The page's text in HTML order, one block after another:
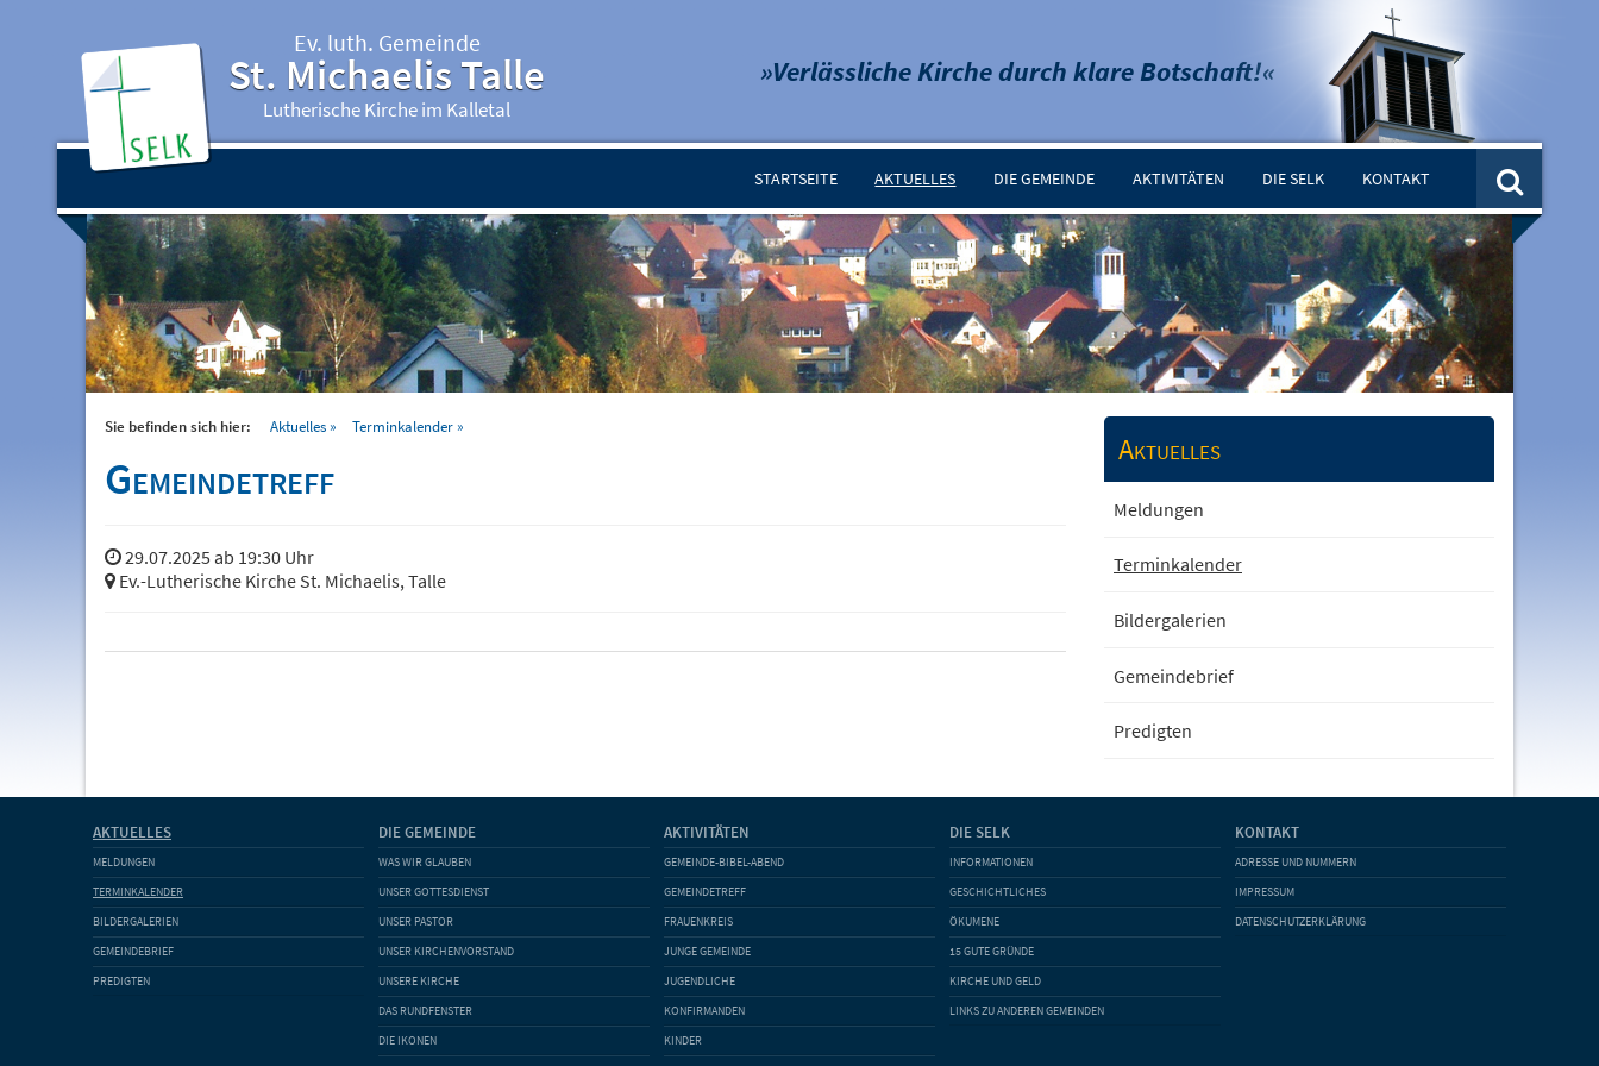
Ev. luth. Gemeinde
St. Michaelis Talle
Lutherische Kirche im Kalletal
»Verlässliche Kirche durch klare Botschaft!«
STARTSEITE AKTUELLES DIE GEMEINDE AKTIVITÄTEN DIE SELK KONTAKT
Sie befinden sich hier: Aktuelles Terminkalender
Gemeindetreff
29.07.2025 ab 19:30 Uhr
Ev.-Lutherische Kirche St. Michaelis, Talle
Aktuelles
Meldungen
Terminkalender
Bildergalerien
Gemeindebrief
Predigten
AKTUELLES
MELDUNGEN
TERMINKALENDER
BILDERGALERIEN
GEMEINDEBRIEF
PREDIGTEN
DIE GEMEINDE
WAS WIR GLAUBEN
UNSER GOTTESDIENST
UNSER PASTOR
UNSER KIRCHENVORSTAND
UNSERE KIRCHE
DAS RUNDFENSTER
DIE IKONEN
AKTIVITÄTEN
GEMEINDE-BIBEL-ABEND
GEMEINDETREFF
FRAUENKREIS
JUNGE GEMEINDE
JUGENDLICHE
KONFIRMANDEN
KINDER
DIE SELK
INFORMATIONEN
GESCHICHTLICHES
ÖKUMENE
15 GUTE GRÜNDE
KIRCHE UND GELD
LINKS ZU ANDEREN GEMEINDEN
KONTAKT
ADRESSE UND NUMMERN
IMPRESSUM
DATENSCHUTZERKLÄRUNG